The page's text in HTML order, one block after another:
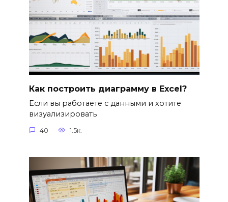
Как построить диаграмму в Excel?
Если вы работаете с данными и хотите
визуализировать
40 1.5к.